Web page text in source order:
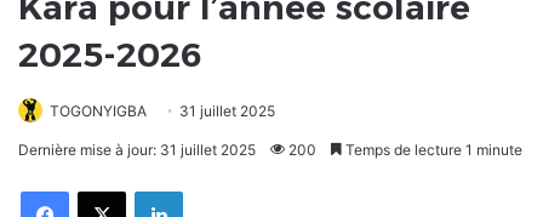
2025-2026
TOGONYIGBA 31 juillet 2025
Dernière mise à jour: 31 juillet 2025 200 Temps de lecture 1 minute
FacebookX Linkedin